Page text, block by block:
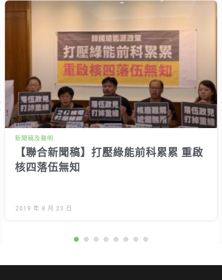
新聞稿及聲明
【聯合新聞稿】打壓綠能前科累累 重啟
核四落伍無知
2019 年 8 月 23 日
Next